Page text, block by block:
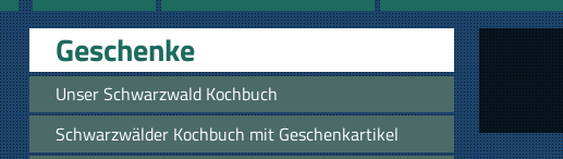
Geschenke
Geschenke
Unser Schwarzwald Kochbuch
Schwarzwälder Kochbuch mit Geschenkartikel